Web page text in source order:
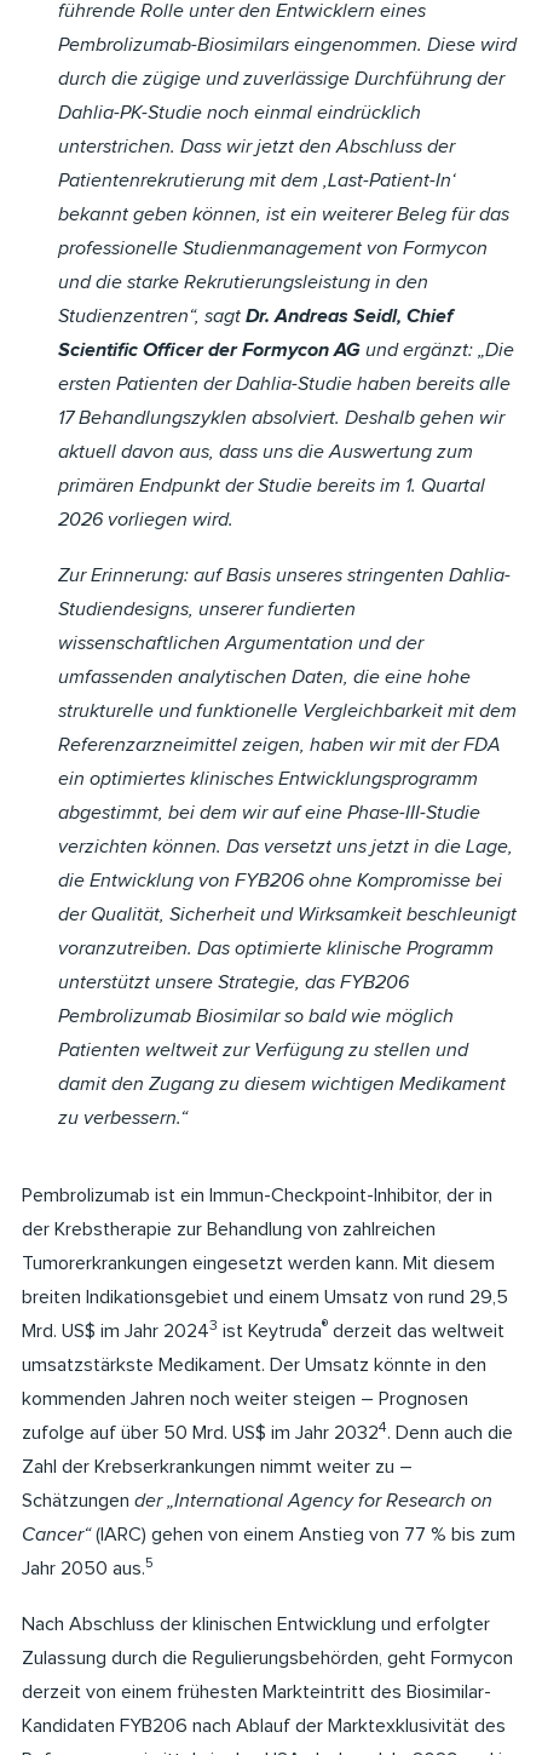
führende Rolle unter den Entwicklern eines
Pembrolizumab-Biosimilars eingenommen. Diese wird
durch die zügige und zuverlässige Durchführung der
Dahlia-PK-Studie noch einmal eindrücklich
unterstrichen. Dass wir jetzt den Abschluss der
Patientenrekrutierung mit dem ‚Last-Patient-In‘
bekannt geben können, ist ein weiterer Beleg für das
professionelle Studienmanagement von Formycon
und die starke Rekrutierungsleistung in den
Studienzentren“, sagt Dr. Andreas Seidl, Chief
Scientific Officer der Formycon AG und ergänzt: „Die
ersten Patienten der Dahlia-Studie haben bereits alle
17 Behandlungszyklen absolviert. Deshalb gehen wir
aktuell davon aus, dass uns die Auswertung zum
primären Endpunkt der Studie bereits im 1. Quartal
2026 vorliegen wird.
Zur Erinnerung: auf Basis unseres stringenten Dahlia-
Studiendesigns, unserer fundierten
wissenschaftlichen Argumentation und der
umfassenden analytischen Daten, die eine hohe
strukturelle und funktionelle Vergleichbarkeit mit dem
Referenzarzneimittel zeigen, haben wir mit der FDA
ein optimiertes klinisches Entwicklungsprogramm
abgestimmt, bei dem wir auf eine Phase-III-Studie
verzichten können. Das versetzt uns jetzt in die Lage,
die Entwicklung von FYB206 ohne Kompromisse bei
der Qualität, Sicherheit und Wirksamkeit beschleunigt
voranzutreiben. Das optimierte klinische Programm
unterstützt unsere Strategie, das FYB206
Pembrolizumab Biosimilar so bald wie möglich
Patienten weltweit zur Verfügung zu stellen und
damit den Zugang zu diesem wichtigen Medikament
zu verbessern.“
Pembrolizumab ist ein Immun-Checkpoint-Inhibitor, der in
der Krebstherapie zur Behandlung von zahlreichen
Tumorerkrankungen eingesetzt werden kann. Mit diesem
breiten Indikationsgebiet und einem Umsatz von rund 29,5
Mrd. US$ im Jahr 20243 ist Keytruda® derzeit das weltweit
umsatzstärkste Medikament. Der Umsatz könnte in den
kommenden Jahren noch weiter steigen – Prognosen
zufolge auf über 50 Mrd. US$ im Jahr 20324. Denn auch die
Zahl der Krebserkrankungen nimmt weiter zu –
Schätzungen der „International Agency for Research on
Cancer“(IARC) gehen von einem Anstieg von 77 % bis zum
Jahr 2050 aus.5
Nach Abschluss der klinischen Entwicklung und erfolgter
Zulassung durch die Regulierungsbehörden, geht Formycon
derzeit von einem frühesten Markteintritt des Biosimilar-
Kandidaten FYB206 nach Ablauf der Marktexklusivität des